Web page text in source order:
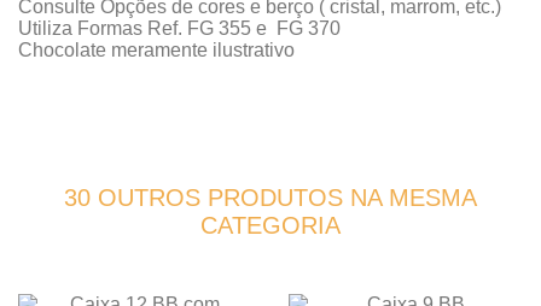
Consulte Opções de cores e berço ( cristal, marrom, etc.)
Utiliza Formas Ref. FG 355 e FG 370
Chocolate meramente ilustrativo
30 OUTROS PRODUTOS NA MESMA
CATEGORIA